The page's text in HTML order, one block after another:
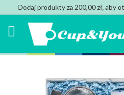
Dodaj produkty za 200,00 zł, aby